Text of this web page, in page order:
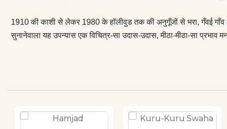
उदास, मीठा-
एक ही उत्तर
1910 की काशी से लेकर 1980 के हॉलीवुड तक की अनुगूँजों से भरा, गँवई गाँव
सुनानेवाला यह उपन्यास एक विचित्र-सा उदास-उदास, मीठा-मीठा-सा